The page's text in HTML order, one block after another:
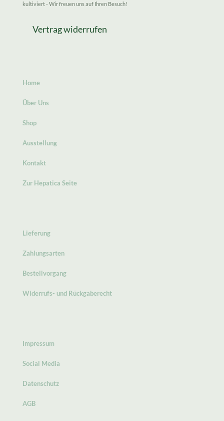
kultiviert - Wir freuen uns auf Ihren Besuch!
Vertrag widerrufen
Home
Über Uns
Shop
Ausstellung
Kontakt
Zur Hepatica Seite
Lieferung
Zahlungsarten
Bestellvorgang
Widerrufs- und Rückgaberecht
Impressum
Social Media
Datenschutz
AGB